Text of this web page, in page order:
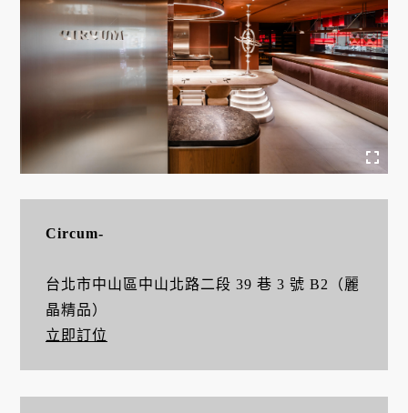
Circum-
台北市中山區中山北路二段 39 巷 3 號 B2（麗
晶精品）
立即訂位